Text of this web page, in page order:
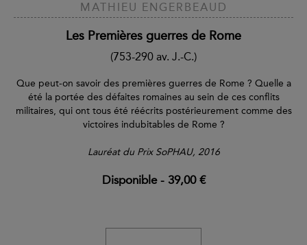
MATHIEU ENGERBEAUD
Les Premières guerres de Rome
(753-290 av. J.-C.)
Que peut-on savoir des premières guerres de Rome ? Quelle a
été la portée des défaites romaines au sein de ces conflits
militaires, qui ont tous été réécrits postérieurement comme des
victoires indubitables de Rome ?
Lauréat du Prix SoPHAU, 2016
Disponible- 39,00 €